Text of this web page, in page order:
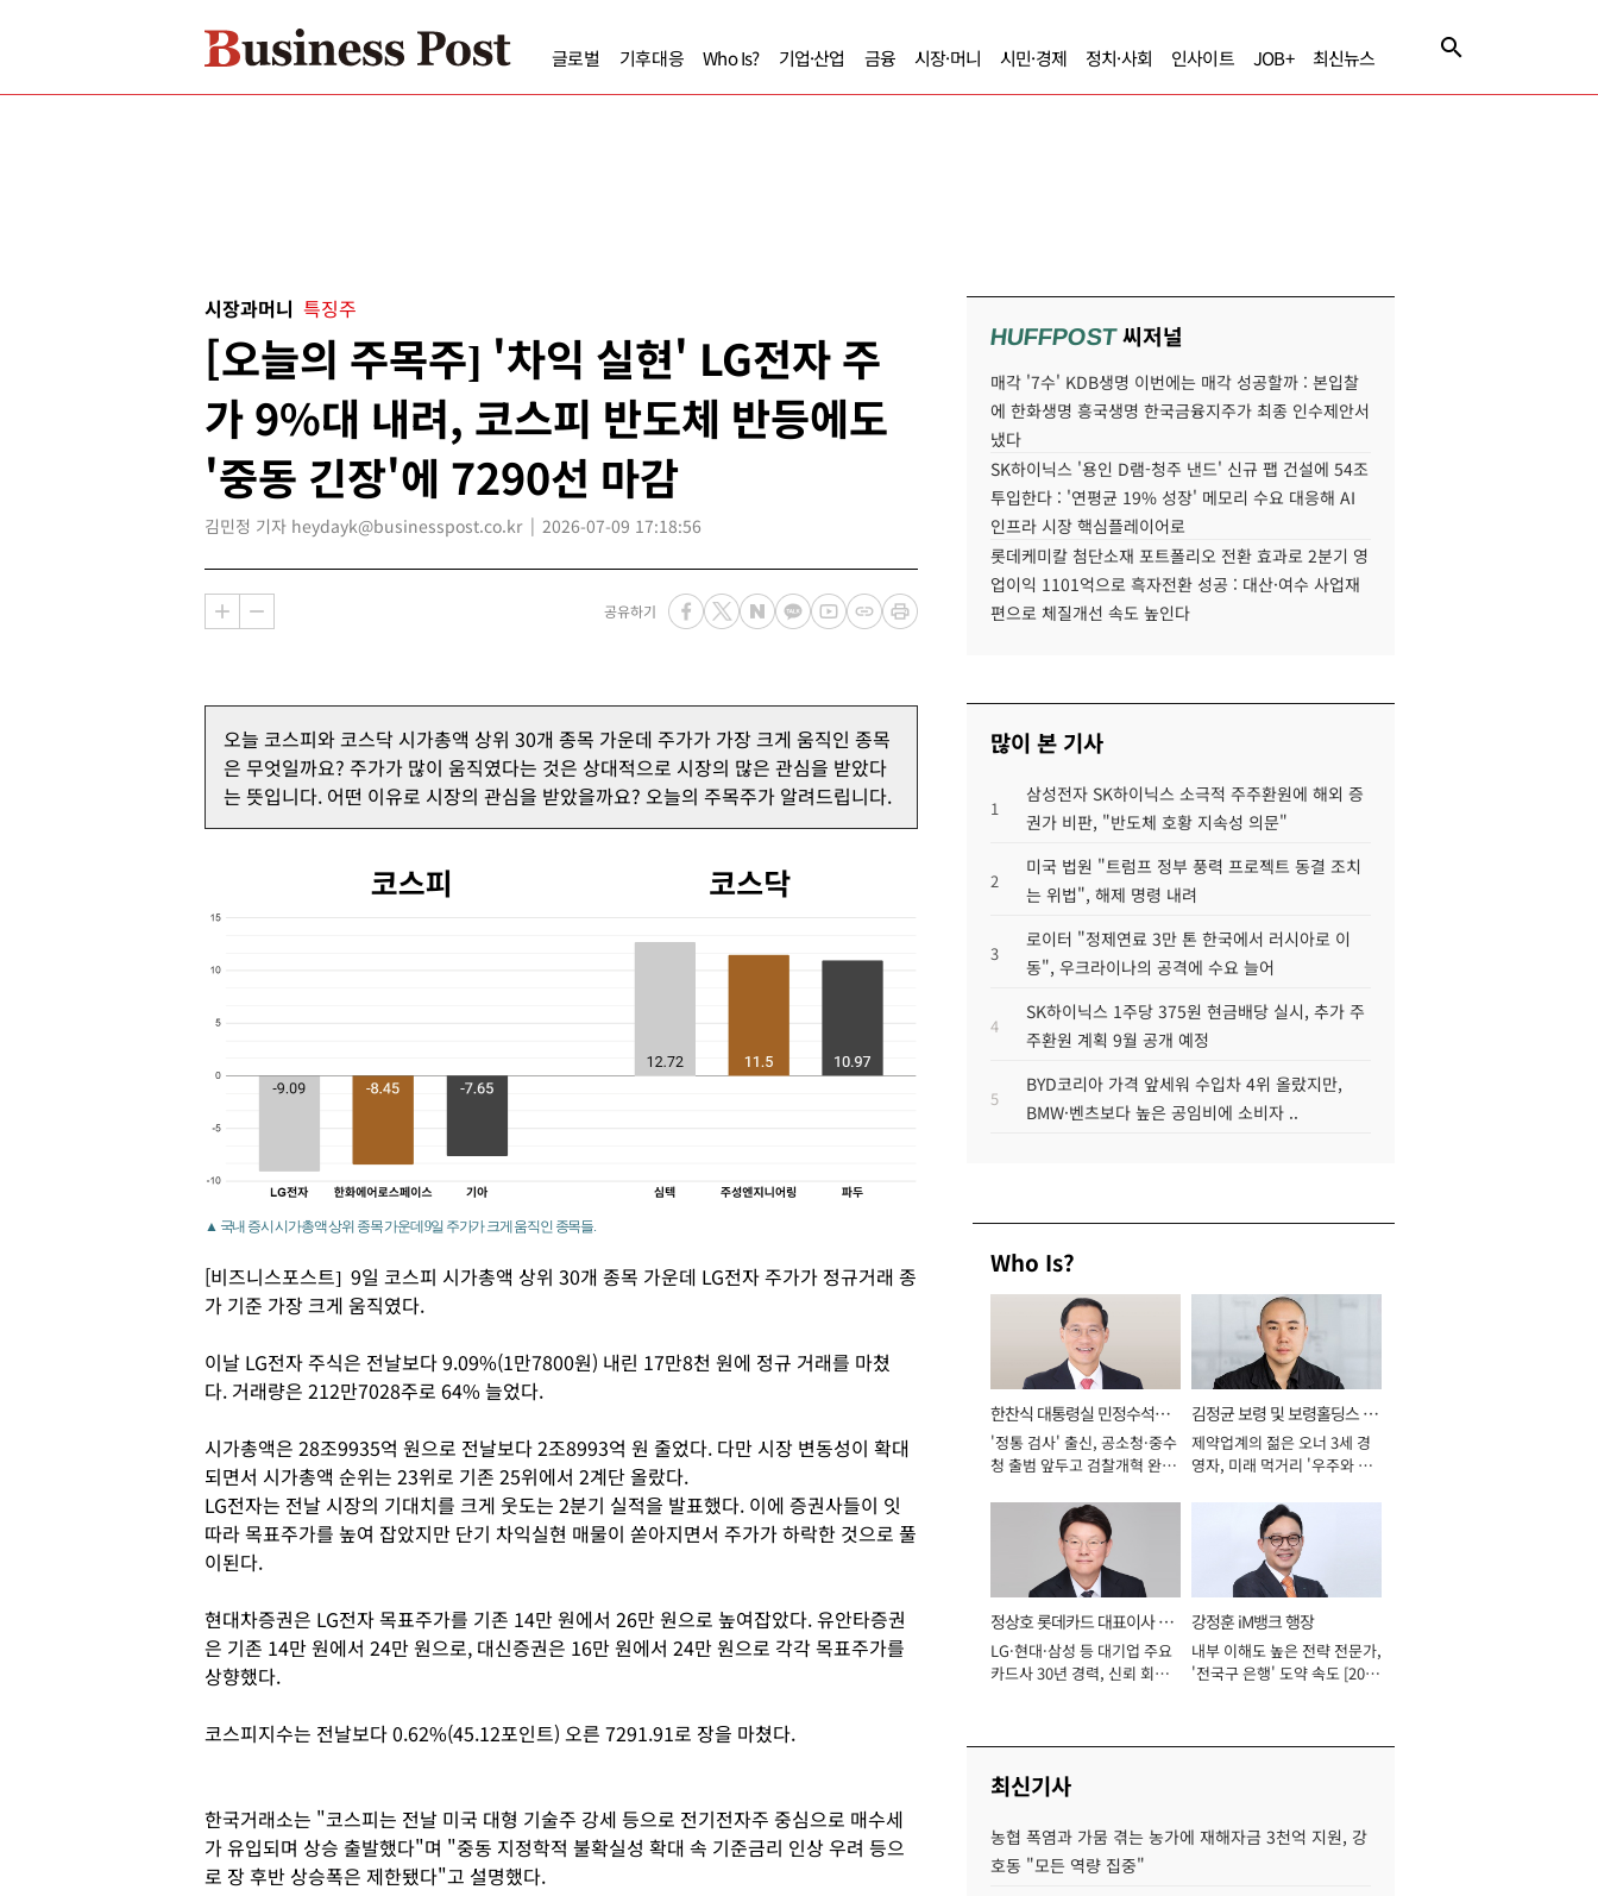
글로벌 기후대응 Who Is? 기업·산업 금융 시장·머니 시민·경제 정치·사회 인사이트 JOB+ 최신뉴스
시장과머니 특징주
[오늘의 주목주] '차익 실현' LG전자 주
가 9%대 내려, 코스피 반도체 반등에도
'중동 긴장'에 7290선 마감
김민정 기자 heydayk@businesspost.co.kr 2026-07-09 17:18:56
공유하기
오늘 코스피와 코스닥 시가총액 상위 30개 종목 가운데 주가가 가장 크게 움직인 종목
은 무엇일까요? 주가가 많이 움직였다는 것은 상대적으로 시장의 많은 관심을 받았다
는 뜻입니다. 어떤 이유로 시장의 관심을 받았을까요? 오늘의 주목주가 알려드립니다.
▲ 국내 증시 시가총액 상위 종목 가운데 9일 주가가 크게 움직인 종목들.
[비즈니스포스트] 9일 코스피 시가총액 상위 30개 종목 가운데 LG전자 주가가 정규거래 종
가 기준 가장 크게 움직였다.
이날 LG전자 주식은 전날보다 9.09%(1만7800원) 내린 17만8천 원에 정규 거래를 마쳤
다. 거래량은 212만7028주로 64% 늘었다.
시가총액은 28조9935억 원으로 전날보다 2조8993억 원 줄었다. 다만 시장 변동성이 확대
되면서 시가총액 순위는 23위로 기존 25위에서 2계단 올랐다.
LG전자는 전날 시장의 기대치를 크게 웃도는 2분기 실적을 발표했다. 이에 증권사들이 잇
따라 목표주가를 높여 잡았지만 단기 차익실현 매물이 쏟아지면서 주가가 하락한 것으로 풀
이된다.
현대차증권은 LG전자 목표주가를 기존 14만 원에서 26만 원으로 높여잡았다. 유안타증권
은 기존 14만 원에서 24만 원으로, 대신증권은 16만 원에서 24만 원으로 각각 목표주가를
상향했다.
코스피지수는 전날보다 0.62%(45.12포인트) 오른 7291.91로 장을 마쳤다.
한국거래소는 "코스피는 전날 미국 대형 기술주 강세 등으로 전기전자주 중심으로 매수세
가 유입되며 상승 출발했다"며 "중동 지정학적 불확실성 확대 속 기준금리 인상 우려 등으
로 장 후반 상승폭은 제한됐다"고 설명했다.
HUFFPOST씨저널
매각 '7수' KDB생명 이번에는 매각 성공할까 : 본입찰
에 한화생명 흥국생명 한국금융지주가 최종 인수제안서
냈다
SK하이닉스 '용인 D램-청주 낸드' 신규 팹 건설에 54조
투입한다 : '연평균 19% 성장' 메모리 수요 대응해 AI
인프라 시장 핵심플레이어로
롯데케미칼 첨단소재 포트폴리오 전환 효과로 2분기 영
업이익 1101억으로 흑자전환 성공 : 대산·여수 사업재
편으로 체질개선 속도 높인다
많이 본 기사
1
삼성전자 SK하이닉스 소극적 주주환원에 해외 증
권가 비판, "반도체 호황 지속성 의문"
2
미국 법원 "트럼프 정부 풍력 프로젝트 동결 조치
는 위법", 해제 명령 내려
3
로이터 "정제연료 3만 톤 한국에서 러시아로 이
동", 우크라이나의 공격에 수요 늘어
4
SK하이닉스 1주당 375원 현금배당 실시, 추가 주
주환원 계획 9월 공개 예정
5
BYD코리아 가격 앞세워 수입차 4위 올랐지만,
BMW·벤츠보다 높은 공임비에 소비자 ..
Who Is?
한찬식 대통령실 민정수석비
서관
'정통 검사' 출신, 공소청·중수
청 출범 앞두고 검찰개혁 완수
김정균 보령 및 보령홀딩스 대
표이사 사장
제약업계의 젊은 오너 3세 경
영자, 미래 먹거리 '우주와 헬
정상호 롯데카드 대표이사 사
장
LG·현대·삼성 등 대기업 주요
카드사 30년 경력, 신뢰 회복
강정훈 iM뱅크 행장
내부 이해도 높은 전략 전문가,
'전국구 은행' 도약 속도 [2026
최신기사
농협 폭염과 가뭄 겪는 농가에 재해자금 3천억 지원, 강
호동 "모든 역량 집중"